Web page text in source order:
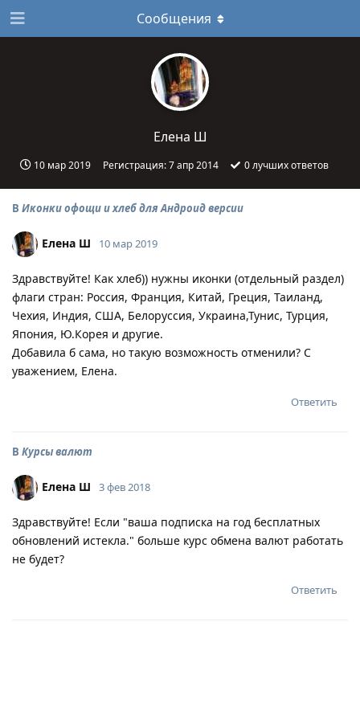
Елена Ш
10 мар 2019 Регистрация:7 апр 2014 0лучших ответов
Сообщения
В Иконки офощи и хлеб для Андроид версии
Елена Ш 10 мар 2019
Здравствуйте! Как хлеб)) нужны иконки (отдельный раздел)
флаги стран: Россия, Франция, Китай, Греция, Таиланд,
Чехия, Индия, США, Белоруссия, Украина,Тунис, Турция,
Япония, Ю.Корея и другие.
Добавила б сама, но такую возможность отменили? С
уважением, Елена.
Ответить
В Курсы валют
Елена Ш 3 фев 2018
Здравствуйте! Если "ваша подписка на год бесплатных
обновлений истекла." больше курс обмена валют работать
не будет?
Ответить